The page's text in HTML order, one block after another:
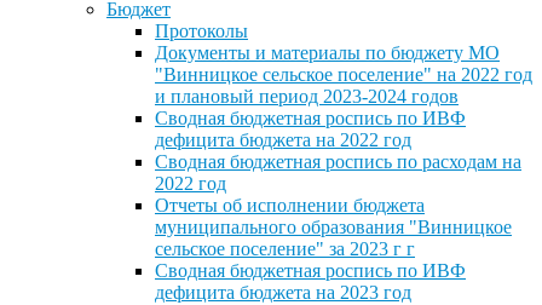
Бюджет
Протоколы
Документы и материалы по бюджету МО
"Винницкое сельское поселение" на 2022 год
и плановый период 2023-2024 годов
Сводная бюджетная роспись по ИВФ
дефицита бюджета на 2022 год
Сводная бюджетная роспись по расходам на
2022 год
Отчеты об исполнении бюджета
муниципального образования "Винницкое
сельское поселение" за 2023 г г
Сводная бюджетная роспись по ИВФ
дефицита бюджета на 2023 год